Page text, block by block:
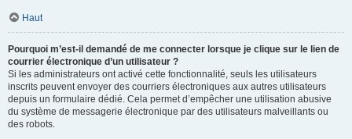
Haut
Pourquoi m’est-il demandé de me connecter lorsque je clique sur le lien de
courrier électronique d’un utilisateur ?
Si les administrateurs ont activé cette fonctionnalité, seuls les utilisateurs
inscrits peuvent envoyer des courriers électroniques aux autres utilisateurs
depuis un formulaire dédié. Cela permet d’empêcher une utilisation abusive
du système de messagerie électronique par des utilisateurs malveillants ou
des robots.